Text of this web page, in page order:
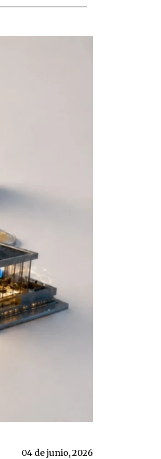
04 de junio, 2026